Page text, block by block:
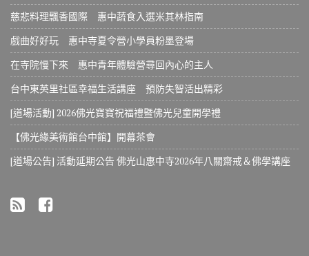
慈悲料理飄香國際 惠中蔬食入選米其林指南
戲曲好好玩 惠中寺夏令營小學員粉墨登場
在寺院慢下來 惠中青年體驗營尋回內心的主人
台中東英里社區幸福生活講座 預防失智活出精彩
[道場活動] 2026佛光寶寶祝福禮暨佛光兒童開學禮
【佛光緣美術館台中館】開幕茶會
[道場公告] 活動延期公告 佛光山惠中寺2026年八關齋戒＆佛學講座